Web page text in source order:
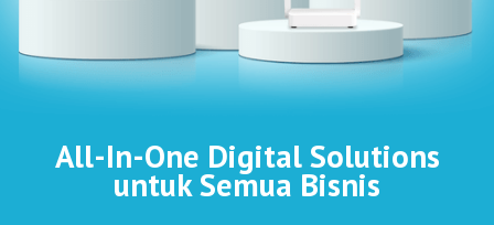
All-In-One Digital Solutions
untuk Semua Bisnis